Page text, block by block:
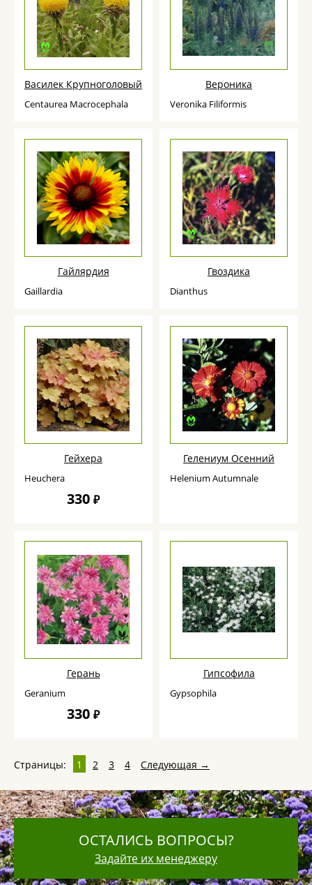
Василек Крупноголовый
Сentaurea Macrocephala
Вероника
Veronika Filiformis
Гайлярдия
Gaillardia
Гвоздика
Dianthus
Гейхера
Heuchera
330 ₽
Гелениум Осенний
Helenium Autumnale
Герань
Geranium
330 ₽
Гипсофила
Gypsophila
Страницы: 1 2 3 4 Следующая →
ОСТАЛИСЬ ВОПРОСЫ?
Задайте их менеджеру